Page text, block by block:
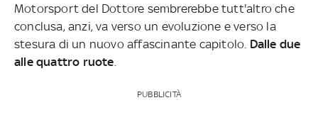
Motorsport del Dottore sembrerebbe tutt'altro che
conclusa, anzi, va verso un evoluzione e verso la
stesura di un nuovo affascinante capitolo. Dalle due
alle quattro ruote
PUBBLICITÀ